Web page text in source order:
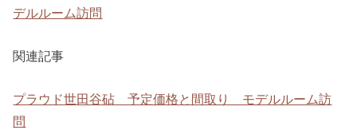
デルルーム訪問
関連記事
プラウド世田谷砧 予定価格と間取り モデルルーム訪
問